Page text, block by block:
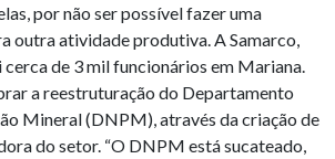
por não ser possível fazer uma
outra atividade produtiva. A Samarco,
de 3 mil funcionários em Mariana.
a reestruturação do Departamento
Mineral (DNPM), através da criação de
do setor. “O DNPM está sucateado,